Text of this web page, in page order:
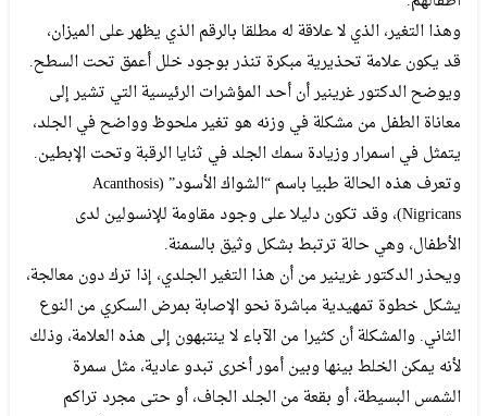
وهذا التغير، الذي لا علاقة له مطلقا بالرقم الذي يظهر على الميزان،
قد يكون علامة تحذيرية مبكرة تنذر بوجود خلل أعمق تحت السطح.
ويوضح الدكتور غرينير أن أحد المؤشرات الرئيسية التي تشير إلى
معاناة الطفل من مشكلة في وزنه هو تغير ملحوظ وواضح في الجلد،
يتمثل في اسمرار وزيادة سمك الجلد في ثنايا الرقبة وتحت الإبطين.
وتعرف هذه الحالة طبيا باسم “الشواك الأسود” (Acanthosis
Nigricans)، وقد تكون دليلا على وجود مقاومة للإنسولين لدى
الأطفال، وهي حالة ترتبط بشكل وثيق بالسمنة.
ويحذر الدكتور غرينير من أن هذا التغير الجلدي، إذا ترك دون معالجة،
يشكل خطوة تمهيدية مباشرة نحو الإصابة بمرض السكري من النوع
الثاني. والمشكلة أن كثيرا من الآباء لا ينتبهون إلى هذه العلامة، وذلك
لأنه يمكن الخلط بينها وبين أمور أخرى تبدو عادية، مثل سمرة
الشمس البسيطة، أو بقعة من الجلد الجاف، أو حتى مجرد تراكم